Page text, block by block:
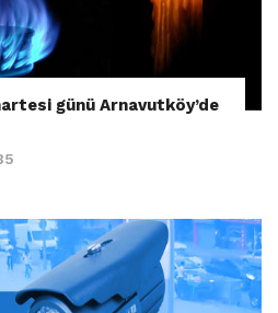
günü Arnavutköy’de